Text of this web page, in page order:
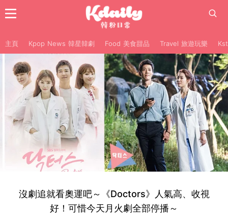
主頁 Kpop News 韓星韓劇 Food 美食甜品 Travel 旅遊玩樂
沒劇追就看奧運吧～《Doctors》人氣高、收視
好！可惜今天月火劇全部停播～